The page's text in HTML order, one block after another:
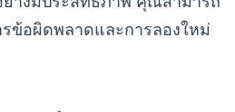
ข้อผิดพลาดและการลองใหม่